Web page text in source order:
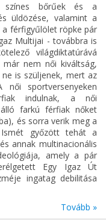
bőrűek és a
üldözése, valamint a
férfigyűlölet röpke pár
Multijai - továbbra is
világdiktatúrává
nem női kiváltság,
is szüljenek, mert az
sportversenyeken
indulnak, a női
farkú férfiak nőket
és sorra verik meg a
Ismét győzött tehát a
annak multinacionális
amely a pár
Egy Igaz Út
ingatag debilitása
Tovább »